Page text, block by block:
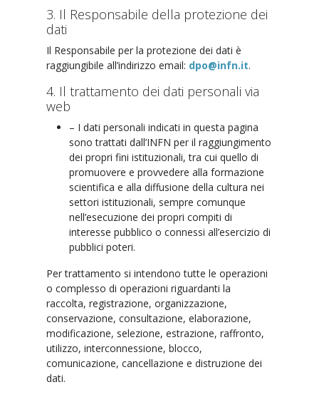
3. Il Responsabile della protezione dei
dati
Il Responsabile per la protezione dei dati è
raggiungibile all’indirizzo email: dpo@infn.it.
4. Il trattamento dei dati personali via
web
– I dati personali indicati in questa pagina
sono trattati dall’INFN per il raggiungimento
dei propri fini istituzionali, tra cui quello di
promuovere e provvedere alla formazione
scientifica e alla diffusione della cultura nei
settori istituzionali, sempre comunque
nell’esecuzione dei propri compiti di
interesse pubblico o connessi all’esercizio di
pubblici poteri.
Per trattamento si intendono tutte le operazioni
o complesso di operazioni riguardanti la
raccolta, registrazione, organizzazione,
conservazione, consultazione, elaborazione,
modificazione, selezione, estrazione, raffronto,
utilizzo, interconnessione, blocco,
comunicazione, cancellazione e distruzione dei
dati.